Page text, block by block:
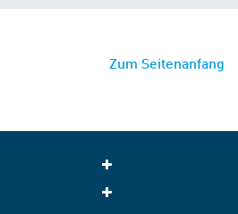
Zum Seitenanfang